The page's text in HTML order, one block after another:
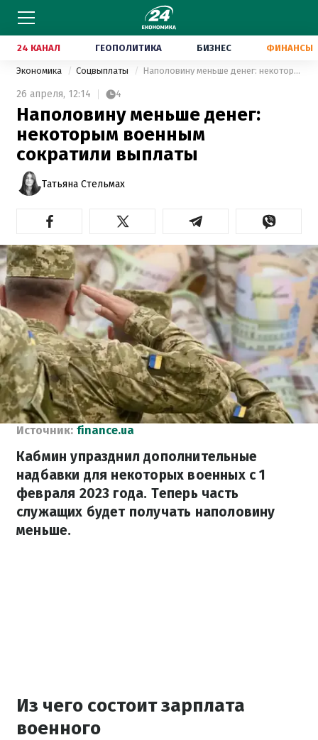
24 КАНАЛ ГЕОПОЛИТИКА БИЗНЕС ФИНАНСЫ
Экономика Соцвыплаты Наполовину меньше денег: некоторым военным сократили выплаты
26 апреля, 12:14 4
Наполовину меньше денег:
некоторым военным
сократили выплаты
Татьяна Стельмах
Источник: finance.ua
Кабмин упразднил дополнительные
надбавки для некоторых военных с 1
февраля 2023 года. Теперь часть
служащих будет получать наполовину
меньше.
Из чего состоит зарплата
военного